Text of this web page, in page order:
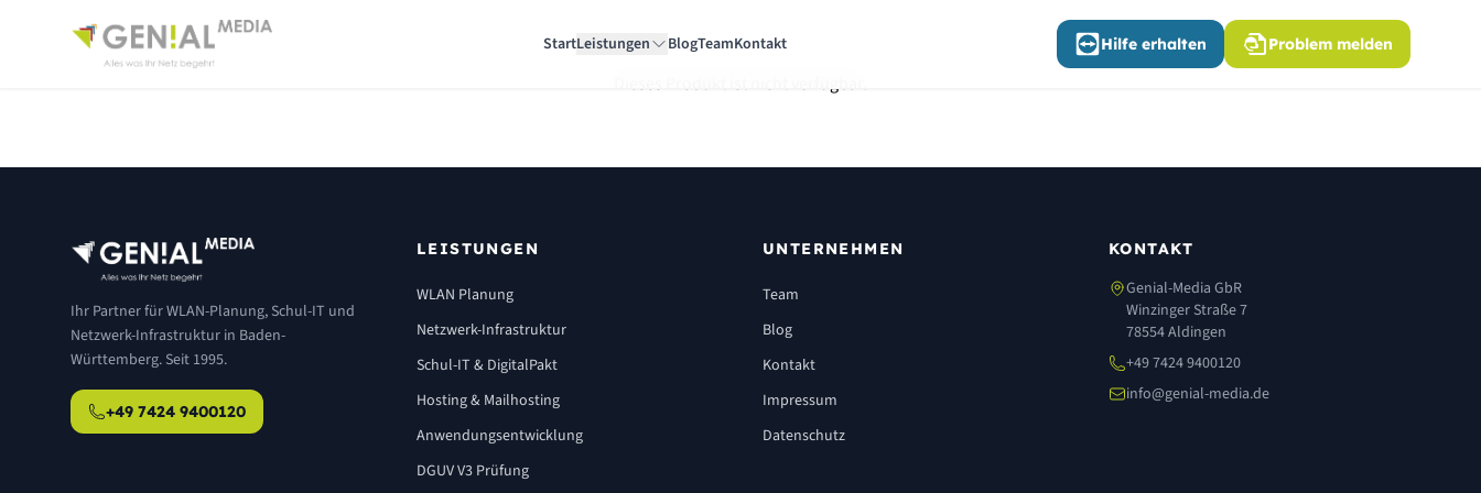
StartLeistungen BlogTeamKontakt Hilfe erhalten Problem melden
Dieses Produkt ist nicht verfügbar.
Ihr Partner für WLAN-Planung, Schul-IT und
Netzwerk-Infrastruktur in Baden-
Württemberg. Seit 1995.
+49 7424 9400120
LEISTUNGEN
WLAN Planung
Netzwerk-Infrastruktur
Schul-IT & DigitalPakt
Hosting & Mailhosting
Anwendungsentwicklung
DGUV V3 Prüfung
UNTERNEHMEN
Team
Blog
Kontakt
Impressum
Datenschutz
KONTAKT
Genial-Media GbR
Winzinger Straße 7
78554 Aldingen
+49 7424 9400120
info@genial-media.de